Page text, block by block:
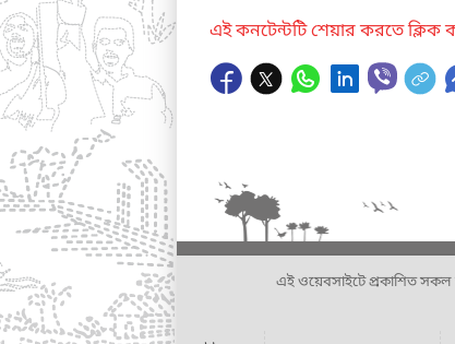
এই কনটেন্টটি শেয়ার করতে
এই ওয়েবসাইটে প্রকাশিত সকল